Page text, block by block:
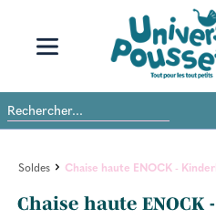
Soldes Chaise haute ENOCK -
Chaise haute